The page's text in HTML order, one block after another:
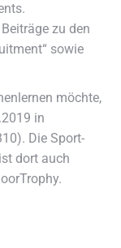
zu den
sowie
möchte,
in
Die Sport-
dort auch